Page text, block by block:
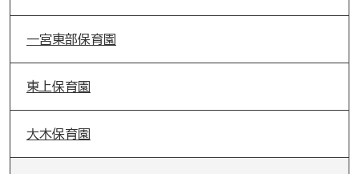
一宮東部保育園
東上保育園
大木保育園